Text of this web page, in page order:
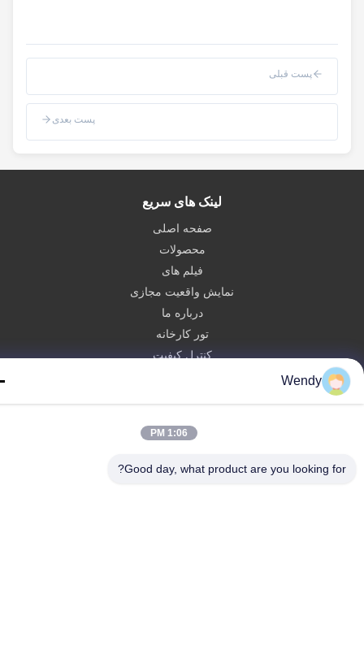
پست قبلی
پست بعدی
لینک های سریع
صفحه اصلی
محصولات
فیلم های
نمایش واقعیت مجازی
درباره ما
تور کارخانه
کنترل کیفیت
Zhengzhou Rainbow International Wood Co., Ltd.
Wendy
1:06 PM
Good day, what product are you looking